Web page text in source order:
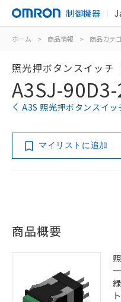
制御機器
ホーム > 商品情報 > 商品カテ
照光押ボタンスイッチ
A3SJ-90D3-
A3S 照光押ボタンスイ
マイリストに追加
商品概要